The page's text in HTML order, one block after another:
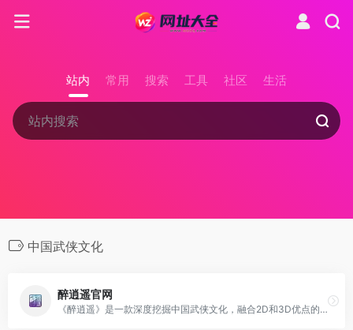
站内 常用 搜索 工具 社区 生活
中国武侠文化
醉逍遥官网
《醉逍遥》是一款深度挖掘中国武侠文化，融合2D和3D优点的网络游戏，提供全新的千人竞技模式和三大阵营，带来了久违的经典武侠世界，曾荣获2010年中国年度最佳2.5D网络游戏和年度十大最受欢迎网络游戏奖项。